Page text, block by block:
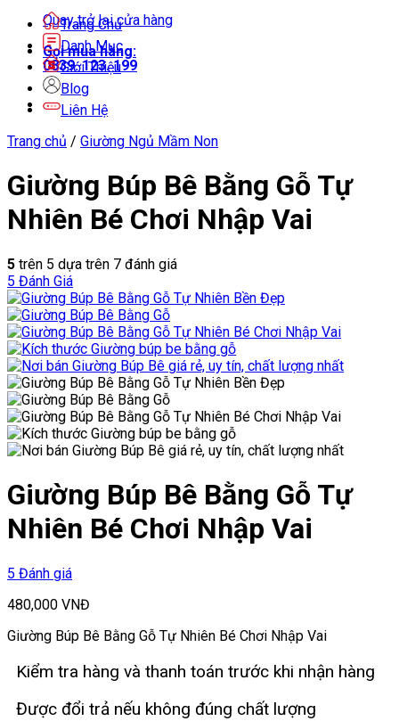
Quay trở lại cửa hàng
Gọi mua hàng:
0839. 123. 199
Trang Chủ
Danh Mục
Giới Thiệu
Blog
Liên Hệ
Trang chủ / Giường Ngủ Mầm Non
Giường Búp Bê Bằng Gỗ Tự
Nhiên Bé Chơi Nhập Vai
5 trên 5 dựa trên 7 đánh giá
5 Đánh Giá
Giường Búp Bê Bằng Gỗ Tự
Nhiên Bé Chơi Nhập Vai
5 Đánh giá
480,000 VNĐ
Giường Búp Bê Bằng Gỗ Tự Nhiên Bé Chơi Nhập Vai
Kiểm tra hàng và thanh toán trước khi nhận hàng
Được đổi trả nếu không đúng chất lượng